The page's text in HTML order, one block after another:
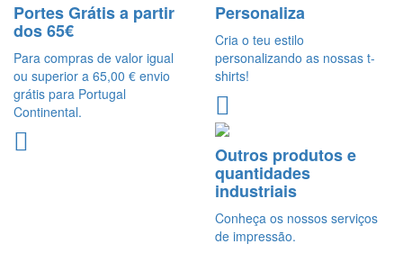
Portes Grátis a partir
dos 65€
Para compras de valor igual
ou superior a 65,00 € envio
grátis para Portugal
Continental.
Personaliza
Cria o teu estilo
personalizando as nossas t-
shirts!
Outros produtos e
quantidades
industriais
Conheça os nossos serviços
de impressão.